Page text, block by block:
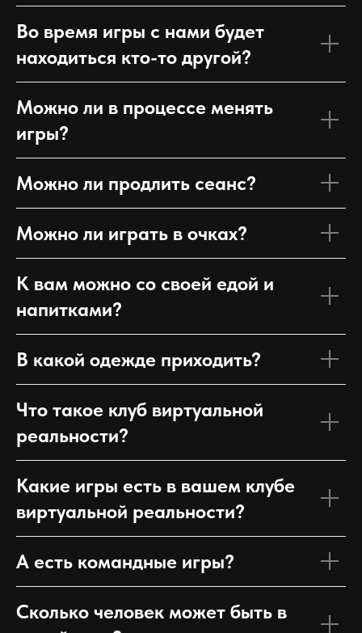
Во время игры с нами будет
находиться кто-то другой?
Можно ли в процессе менять
игры?
Можно ли продлить сеанс?
Можно ли играть в очках?
К вам можно со своей едой и
напитками?
В какой одежде приходить?
Что такое клуб виртуальной
реальности?
Какие игры есть в вашем клубе
виртуальной реальности?
А есть командные игры?
Сколько человек может быть в